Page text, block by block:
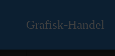
Grafisk-Handel